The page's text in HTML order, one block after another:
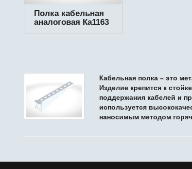
Полка кабельная
аналоговая Ка1163
Кабельная полка – это
Изделие крепится к стойке
поддержания кабелей и
используется
наносимым методом